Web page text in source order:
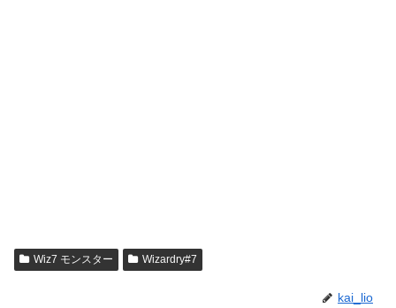
Wiz7 モンスター Wizardry#7
kai_lio